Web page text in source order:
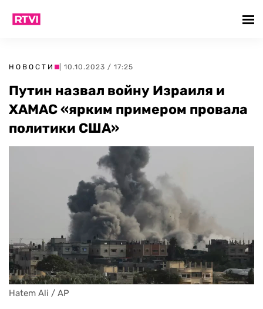
НОВОСТИ | 10.10.2023 / 17:25
Путин назвал войну Израиля и
ХАМАС «ярким примером провала
политики США»
Hatem Ali / AP